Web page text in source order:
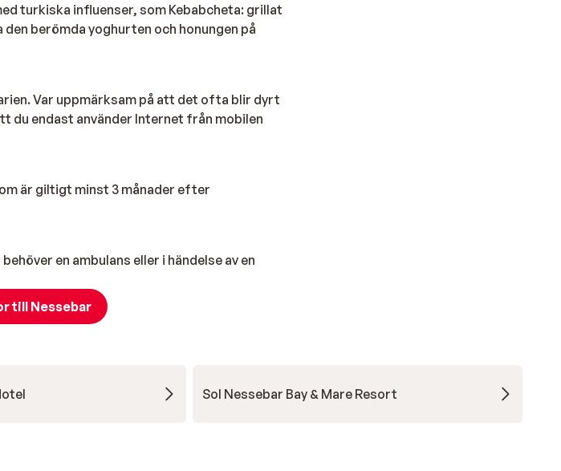
turkiska influenser, som Kebabcheta: grillat
berömda yoghurten och honungen på
Var uppmärksam på att det ofta blir dyrt
du endast använder Internet från mobilen
är giltigt minst 3 månader efter
en ambulans eller i händelse av en
till Nessebar
Sol Nessebar Bay & Mare Resort